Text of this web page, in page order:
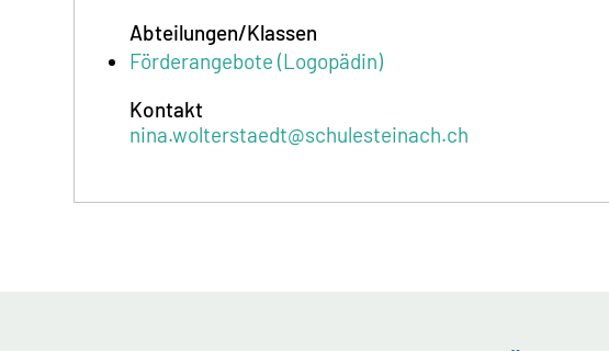
Abteilungen/Klassen
Förderangebote (Logopädin)
Kontakt
nina.wolterstaedt@schulesteinach.ch